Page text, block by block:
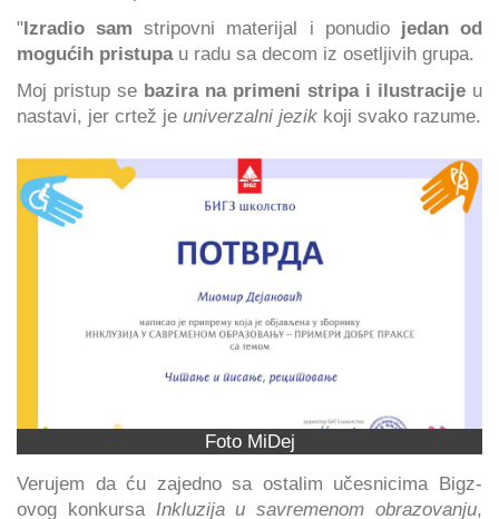
"Izradio sam stripovni materijal i ponudiojedan od
mogućih pristupau radu sa decom iz osetljivih grupa.
Moj pristup se bazira na primeni stripa i ilustracije u
nastavi, jer crtež je univerzalni jezik koji svako razume.
Foto MiDej
Verujem da ću zajedno sa ostalim učesnicima Bigz-
ovog konkursa Inkluzija u savremenom obrazovanju,